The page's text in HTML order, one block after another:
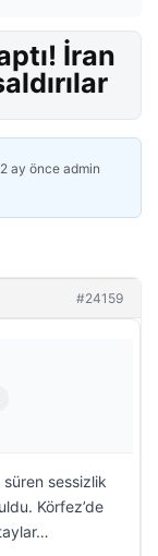
İran
2 ay önce admin
#24159
sessizlik
Körfez’de